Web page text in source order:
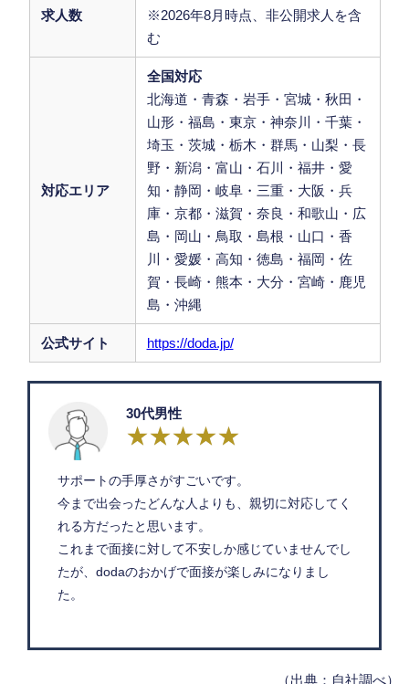
求人数
※2026年8月時点、非公開求人を含
む
対応エリア
全国対応
北海道・青森・岩手・宮城・秋田・
山形・福島・東京・神奈川・千葉・
埼玉・茨城・栃木・群馬・山梨・長
野・新潟・富山・石川・福井・愛
知・静岡・岐阜・三重・大阪・兵
庫・京都・滋賀・奈良・和歌山・広
島・岡山・鳥取・島根・山口・香
川・愛媛・高知・徳島・福岡・佐
賀・長崎・熊本・大分・宮崎・鹿児
島・沖縄
公式サイト https://doda.jp/
30代男性
サポートの手厚さがすごいです。
今まで出会ったどんな人よりも、親切に対応してく
れる方だったと思います。
これまで面接に対して不安しか感じていませんでし
たが、dodaのおかげで面接が楽しみになりまし
た。
（出典：自社調べ）